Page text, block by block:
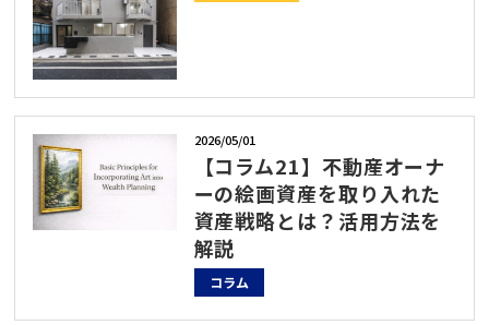
2026/05/01
【コラム21】不動産オーナ
ーの絵画資産を取り入れた
資産戦略とは？活用方法を
解説
コラム